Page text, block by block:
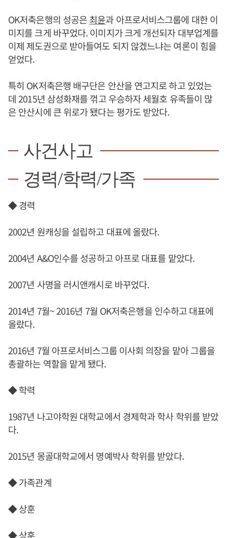
OK저축은행의 성공은최윤과 아프로서비스그룹에 대한 이
미지를 크게 바꾸었다. 이미지가 크게 개선되자 대부업계를
이제 제도권으로 받아들여도 되지 않겠느냐는 여론이 힘을
얻었다.
특히 OK저축은행 배구단은 안산을 연고지로 하고 있었는
데 2015년 삼성화재를 꺾고 우승하자 세월호 유족들이 많
은 안산시에 큰 위로가 됐다는 평가도 받았다.
사건사고
경력/학력/가족
◆ 경력
2002년 원캐싱을 설립하고 대표에 올랐다.
2004년 A&O인수를 성공하고 아프로 대표를 맡았다.
2007년 사명을 러시앤캐시로 바꾸었다.
2014년 7월~ 2016년 7월 OK저축은행을 인수하고 대표에
올랐다.
2016년 7월 아프로서비스그룹 이사회 의장을 맡아 그룹을
총괄하는 역할을 맡게 됐다.
◆ 학력
1987년 나고야학원 대학교에서 경제학과 학사 학위를 받았
다.
2015년 몽골대학교에서 명예박사 학위를 받았다.
◆ 가족관계
◆ 상훈
◆ 상훈